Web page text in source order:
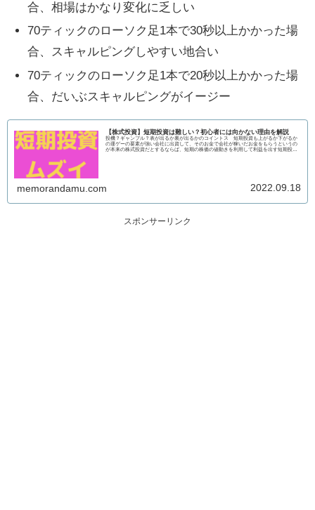
合、相場はかなり変化に乏しい
70ティックのローソク足1本で30秒以上かかった場
合、スキャルピングしやすい地合い
70ティックのローソク足1本で20秒以上かかった場
合、だいぶスキャルピングがイージー
【株式投資】短期投資は難しい？初心者には向かない理由を解説
投機？ギャンブル？表が出るか裏が出るかのコイントス 短期投資も上がるか下がるか
の運ゲーの要素が強い会社に出資して、そのお金で会社が稼いだお金をもらうというの
が本来の株式投資だとするならば、短期の株価の値動きを利用して利益を出す短期投資
memorandamu.com 2022.09.18
スポンサーリンク